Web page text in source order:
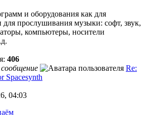
и оборудования как для
для прослушивания музыки: софт, звук,
компьютеры, носители
406
Re:
Spacesynth
04:03